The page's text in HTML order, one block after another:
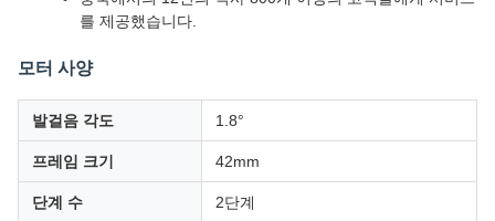
를 제공했습니다.
모터 사양
발걸음 각도 1.8°
프레임 크기 42mm
단계 수 2단계